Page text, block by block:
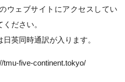
ウェブサイトにアクセスしてい
ださい。
英同時通訳が入ります。
tmu-five-continent.tokyo/